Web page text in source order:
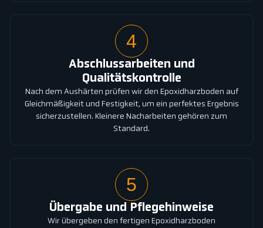
4
Abschlussarbeiten und
Qualitätskontrolle
Nach dem Aushärten prüfen wir den Epoxidharzboden auf
Gleichmäßigkeit und Festigkeit, um ein perfektes Ergebnis
sicherzustellen. Kleinere Nacharbeiten gehören zum
Standard.
5
Übergabe und Pflegehinweise
Wir übergeben den fertigen Epoxidharzboden